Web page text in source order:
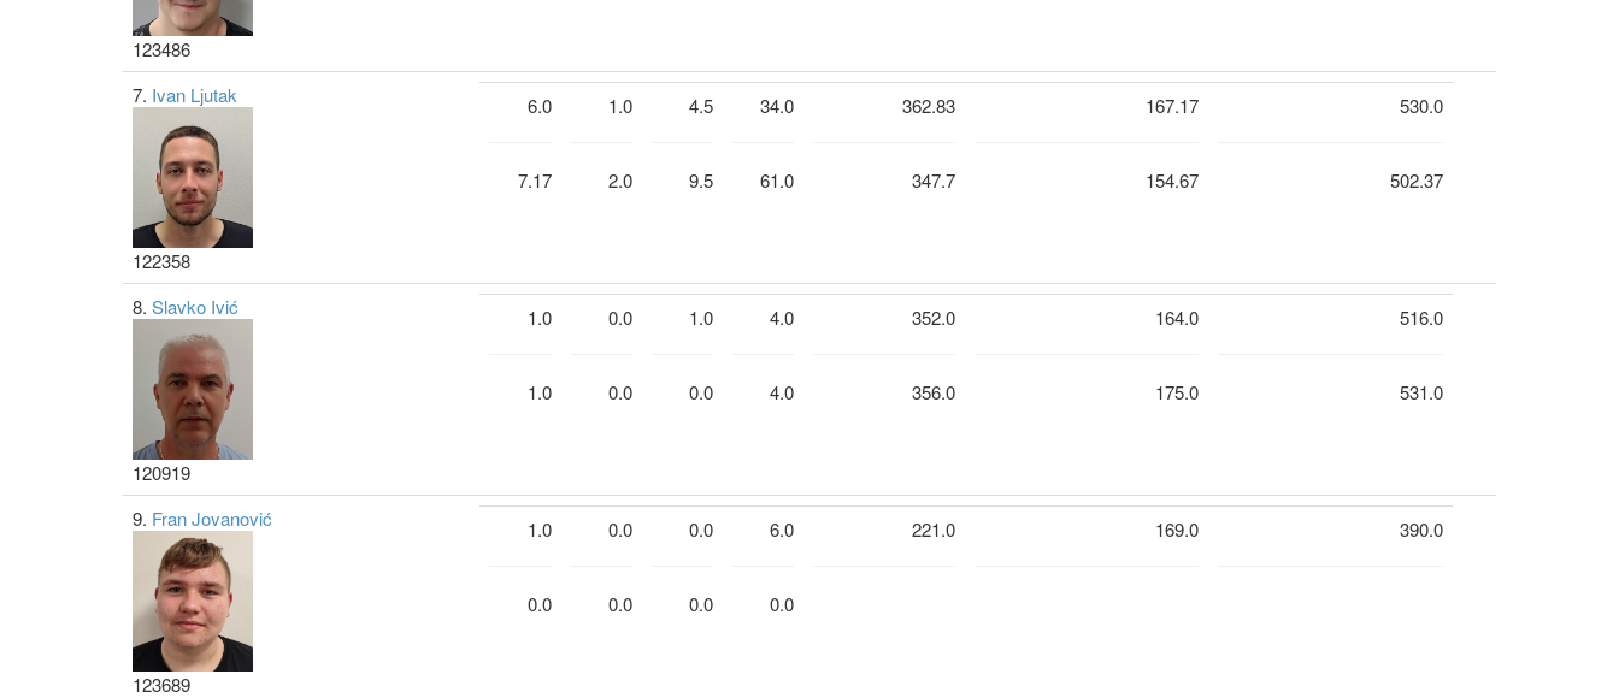
123486
7. Ivan Ljutak
122358
6.0
7.17
1.0
2.0
4.5
9.5
34.0
61.0
362.83
347.7
167.17
154.67
530.0
502.37
8. Slavko Ivić
120919
1.0
1.0
0.0
0.0
1.0
0.0
4.0
4.0
352.0
356.0
164.0
175.0
516.0
531.0
9. Fran Jovanović
123689
1.0
0.0
0.0
0.0
0.0
0.0
6.0
0.0
221.0 169.0 390.0